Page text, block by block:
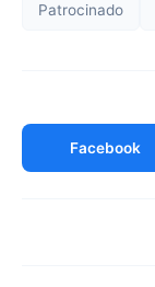
Patrocinado
Facebook